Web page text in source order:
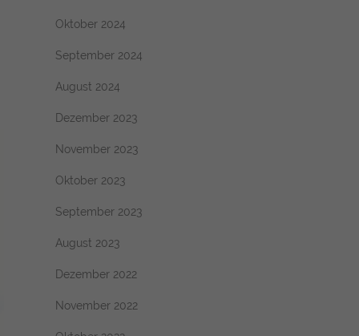
Oktober 2024
September 2024
August 2024
Dezember 2023
November 2023
Oktober 2023
September 2023
August 2023
Dezember 2022
November 2022